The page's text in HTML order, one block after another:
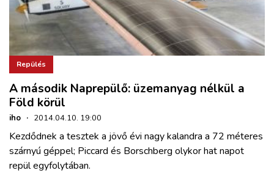
Repülés
A második Naprepülő: üzemanyag nélkül a
Föld körül
iho · 2014.04.10. 19:00
Kezdődnek a tesztek a jövő évi nagy kalandra a 72 méteres
szárnyú géppel; Piccard és Borschberg olykor hat napot
repül egyfolytában.